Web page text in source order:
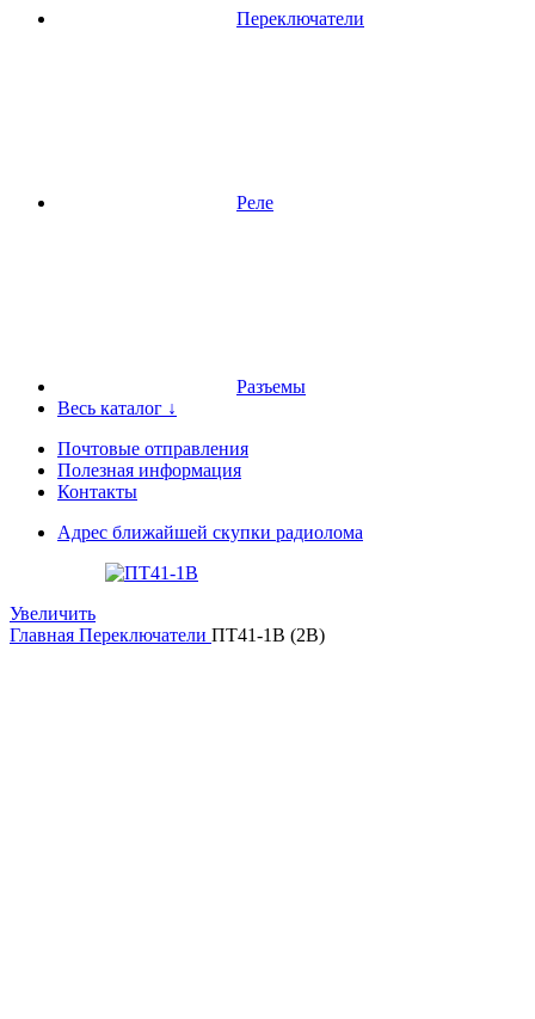
Переключатели
Реле
Разъемы
Весь каталог ↓
Почтовые отправления
Полезная информация
Контакты
Адрес ближайшей скупки радиолома
Увеличить
Главная Переключатели ПТ41-1В (2В)